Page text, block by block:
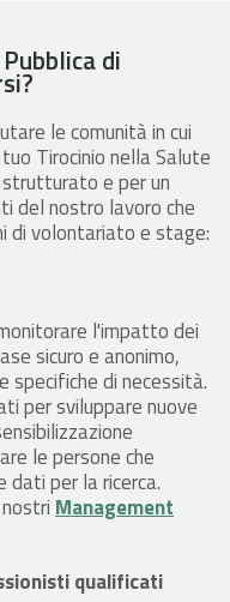
di
le comunità in cui
Tirocinio nella Salute
e per un
del nostro lavoro che
di volontariato e stage:
l'impatto dei
sicuro e anonimo,
specifiche di necessità.
per sviluppare nuove
le persone che
dati per la ricerca.
Management
qualificati